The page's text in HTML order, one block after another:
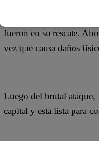
fueron en su rescate.
vez que causa daños
Luego del brutal ataque,
capital y está lista para